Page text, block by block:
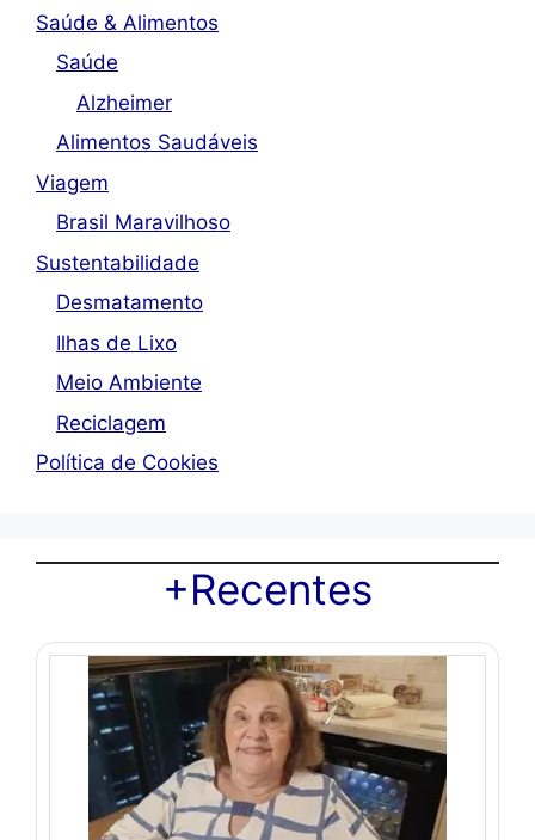
Saúde & Alimentos
Saúde
Alzheimer
Alimentos Saudáveis
Viagem
Brasil Maravilhoso
Sustentabilidade
Desmatamento
Ilhas de Lixo
Meio Ambiente
Reciclagem
Política de Cookies
+Recentes